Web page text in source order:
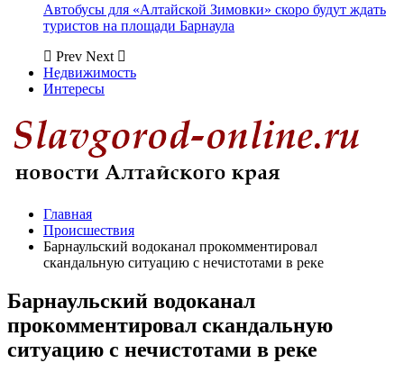
Автобусы для «Алтайской Зимовки» скоро будут ждать
туристов на площади Барнаула
Prev Next
Недвижимость
Интересы
Главная
Происшествия
Барнаульский водоканал прокомментировал
скандальную ситуацию с нечистотами в реке
Барнаульский водоканал
прокомментировал скандальную
ситуацию с нечистотами в реке